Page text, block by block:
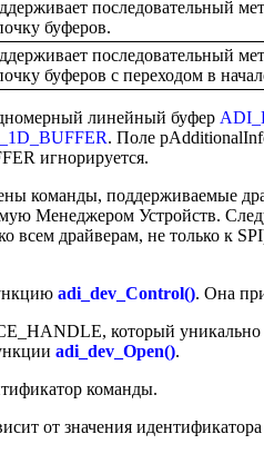
последовательный
буферов.
последовательный
буферов с переходом в
линейный буфер
. Поле
игнорируется.
команды, поддерживаемые
Менеджером Устройств.
драйверам, не только к
adi_dev_Control(). Она
который уникально
adi_dev_Open().
команды.
от значения